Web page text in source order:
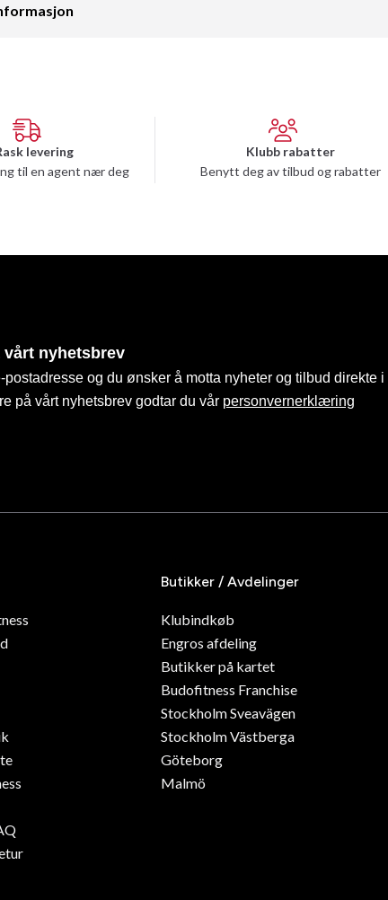
levering
til en agent nær deg
Klubb rabatter
Benytt deg av tilbud og rabatter
vårt nyhetsbrev
postadresse og du ønsker å motta nyheter og tilbud direkte i
på vårt nyhetsbrev godtar du vår personvernerklæring
Butikker / Avdelinger
Klubindkøb
Engros afdeling
Butikker på kartet
Budofitness Franchise
Stockholm Sveavägen
Stockholm Västberga
Göteborg
Malmö